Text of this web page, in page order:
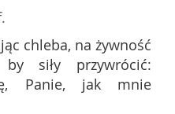
chleba, na żywność
siły przywrócić:
Panie, jak mnie